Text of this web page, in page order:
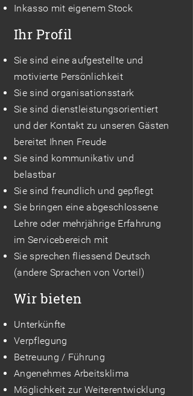
Inkasso mit eigenem Stock
Ihr Profil
Sie sind eine aufgestellte und
motivierte Persönlichkeit
Sie sind organisationsstark
Sie sind dienstleistungsorientiert
und der Kontakt zu unseren Gästen
bereitet Ihnen Freude
Sie sind kommunikativ und
belastbar
Sie sind freundlich und gepflegt
Sie bringen eine abgeschlossene
Lehre oder mehrjährige Erfahrung
im Servicebereich mit
Sie sprechen fliessend Deutsch
(andere Sprachen von Vorteil)
Wir bieten
Unterkünfte
Verpflegung
Betreuung / Führung
Angenehmes Arbeitsklima
Möglichkeit zur Weiterentwicklung